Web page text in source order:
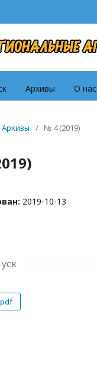
Архивы О нас
Архивы / № 4 (2019)
2019-10-13
pdf